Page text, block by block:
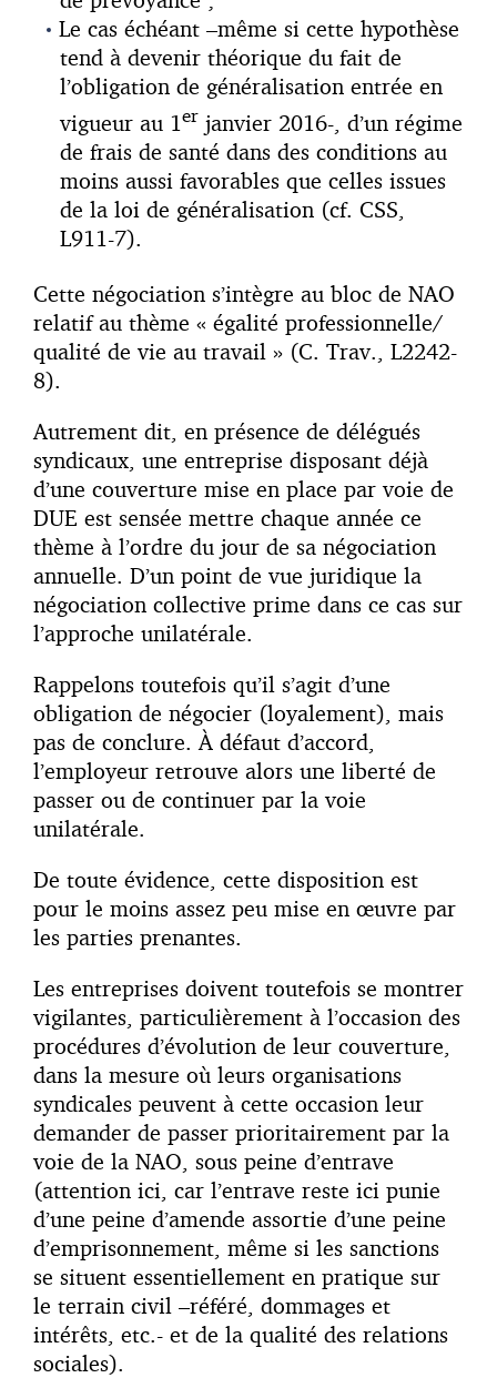
Le cas échéant –même si cette hypothèse
tend à devenir théorique du fait de
l’obligation de généralisation entrée en
vigueur au 1 er janvier 2016-, d’un régime
de frais de santé dans des conditions au
moins aussi favorables que celles issues
de la loi de généralisation (cf. CSS,
L911-7).
Cette négociation s’intègre au bloc de NAO
relatif au thème « égalité professionnelle/
qualité de vie au travail » (C. Trav., L2242-
8).
Autrement dit, en présence de délégués
syndicaux, une entreprise disposant déjà
d’une couverture mise en place par voie de
DUE est sensée mettre chaque année ce
thème à l’ordre du jour de sa négociation
annuelle. D’un point de vue juridique la
négociation collective prime dans ce cas sur
l’approche unilatérale.
Rappelons toutefois qu’il s’agit d’une
obligation de négocier (loyalement), mais
pas de conclure. À défaut d’accord,
l’employeur retrouve alors une liberté de
passer ou de continuer par la voie
unilatérale.
De toute évidence, cette disposition est
pour le moins assez peu mise en œuvre par
les parties prenantes.
Les entreprises doivent toutefois se montrer
vigilantes, particulièrement à l’occasion des
procédures d’évolution de leur couverture,
dans la mesure où leurs organisations
syndicales peuvent à cette occasion leur
demander de passer prioritairement par la
voie de la NAO, sous peine d’entrave
(attention ici, car l’entrave reste ici punie
d’une peine d’amende assortie d’une peine
d’emprisonnement, même si les sanctions
se situent essentiellement en pratique sur
le terrain civil –référé, dommages et
intérêts, etc.- et de la qualité des relations
sociales).